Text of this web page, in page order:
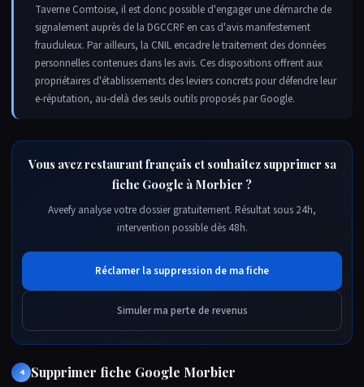
Taverne Comtoise, il est donc possible d'engager une démarche de
signalement auprès de la DGCCRF en cas d'avis manifestement
frauduleux. Par ailleurs, la CNIL encadre le traitement des données
personnelles contenues dans les avis. Ces dispositions offrent aux
propriétaires d'établissements des leviers concrets pour défendre leur
e-réputation, au-delà des seuls outils proposés par Google.
Vous avez restaurant français et souhaitez supprimer sa
fiche Google à Morbier ?
Aveefy analyse votre dossier gratuitement. Résultat sous 24h,
intervention possible dès 48h.
Réclamer la suppression de ma fiche
Simuler ma perte de revenus
4 Supprimer fiche Google Morbier